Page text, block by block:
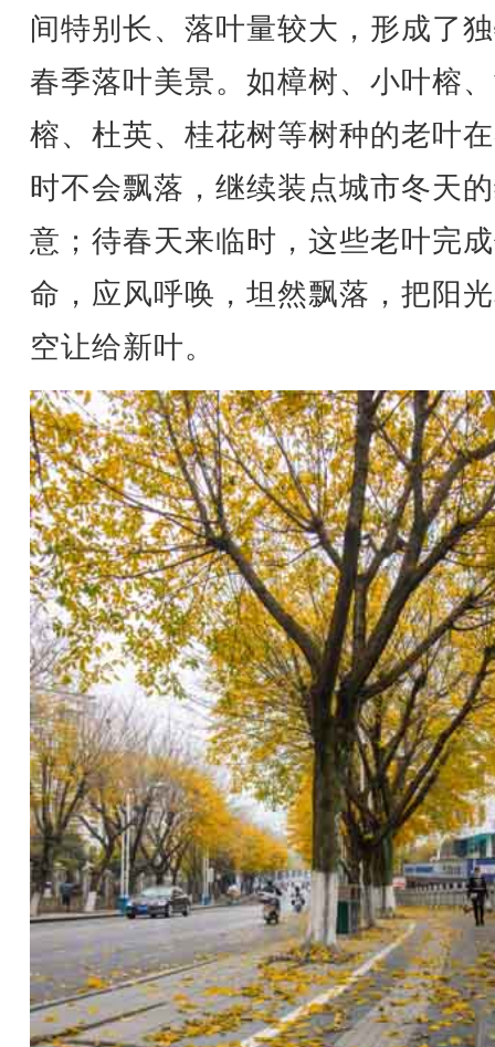
间特别长、落叶量较大，形成了
春季落叶美景。如樟树、小叶榕
榕、杜英、桂花树等树种的老叶
时不会飘落，继续装点城市冬天
意；待春天来临时，这些老叶完
命，应风呼唤，坦然飘落，把阳
空让给新叶。